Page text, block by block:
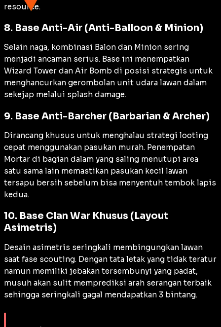
resource.
8. Base Anti-Air (Anti-Balloon & Minion)
Selain naga, kombinasi Balon dan Minion sering
menjadi ancaman serius. Base ini menempatkan
Wizard Tower dan Air Bomb di posisi strategis untuk
menghancurkan gerombolan unit udara lawan dalam
sekejap melalui splash damage.
9. Base Anti-Barcher (Barbarian & Archer)
Dirancang khusus untuk menghalau strategi looting
cepat menggunakan pasukan murah. Penempatan
Mortar di bagian dalam yang saling menutupi area
satu sama lain memastikan pasukan kecil lawan
tersapu bersih sebelum bisa menyentuh tembok lapis
kedua.
10. Base Clan War Khusus (Layout
Asimetris)
Desain asimetris seringkali membingungkan lawan
saat fase scouting. Dengan tata letak yang tidak teratur
namun memiliki jebakan tersembunyi yang padat,
musuh akan sulit memprediksi arah serangan terbaik
sehingga seringkali gagal mendapatkan 3 bintang.